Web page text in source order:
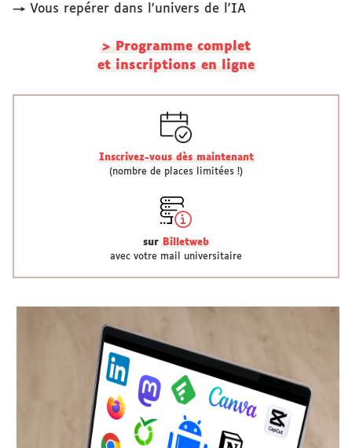
→ Vous repérer dans l'univers de l'IA
> Programme complet
et inscriptions en ligne
Inscrivez-vous dès maintenant
(nombre de places limitées !)
sur
Billetweb
avec votre mail universitaire